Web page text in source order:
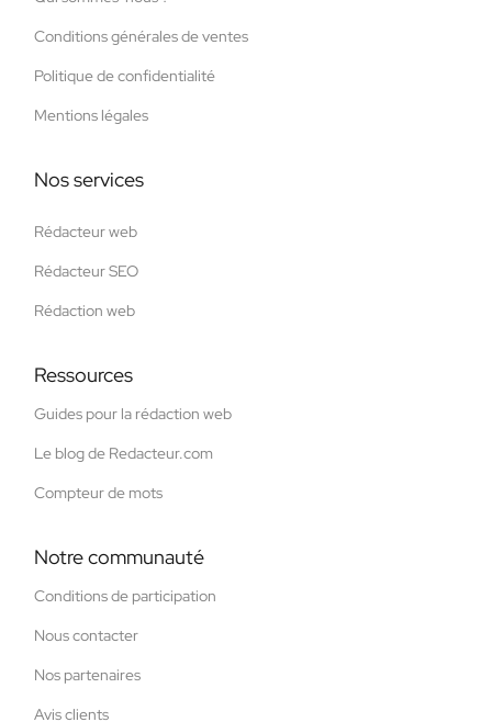
Conditions générales de ventes
Politique de confidentialité
Mentions légales
Nos services
Rédacteur web
Rédacteur SEO
Rédaction web
Ressources
Guides pour la rédaction web
Le blog de Redacteur.com
Compteur de mots
Notre communauté
Conditions de participation
Nous contacter
Nos partenaires
Avis clients